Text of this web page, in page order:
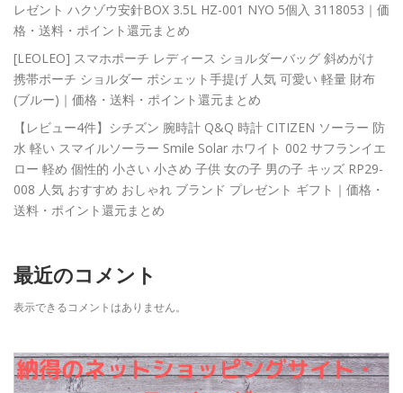
レゼント ハクゾウ安針BOX 3.5L HZ-001 NYO 5個入 3118053｜価
格・送料・ポイント還元まとめ
[LEOLEO] スマホポーチ レディース ショルダーバッグ 斜めがけ
携帯ポーチ ショルダー ポシェット手提げ 人気 可愛い 軽量 財布
(ブルー)｜価格・送料・ポイント還元まとめ
【レビュー4件】シチズン 腕時計 Q&Q 時計 CITIZEN ソーラー 防
水 軽い スマイルソーラー Smile Solar ホワイト 002 サフランイエ
ロー 軽め 個性的 小さい 小さめ 子供 女の子 男の子 キッズ RP29-
008 人気 おすすめ おしゃれ ブランド プレゼント ギフト｜価格・
送料・ポイント還元まとめ
最近のコメント
表示できるコメントはありません。